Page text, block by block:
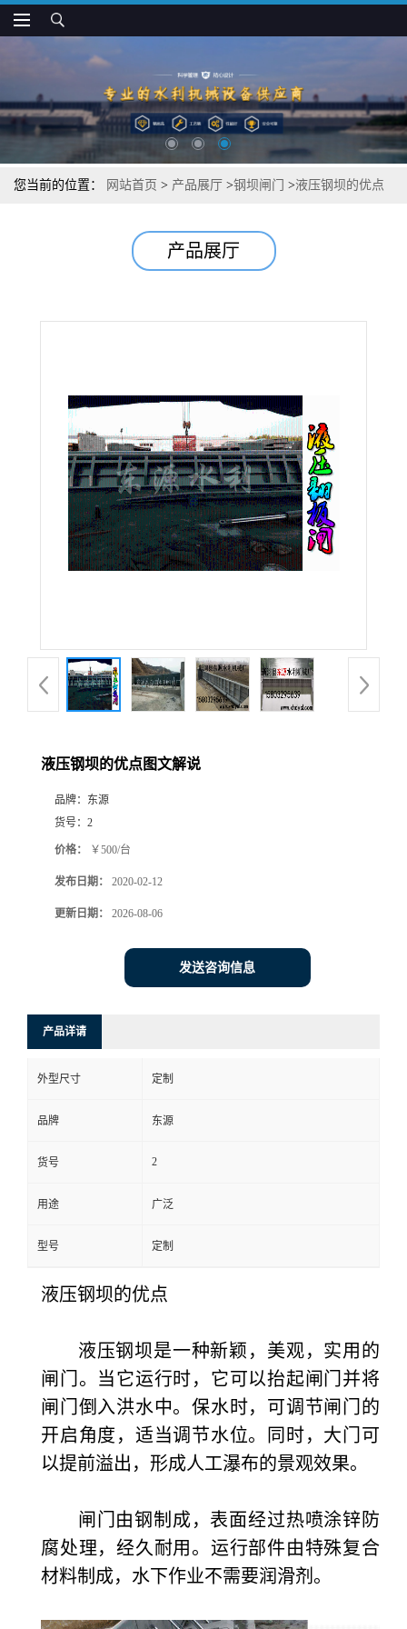
您当前的位置： 网站首页 > 产品展厅 >钢坝闸门 >液压钢坝的优点
产品展厅
液压钢坝的优点图文解说
品牌： 东源
货号： 2
价格： ￥500/台
发布日期： 2020-02-12
更新日期： 2026-08-06
发送咨询信息
产品详请
外型尺寸 定制
品牌 东源
货号 2
用途 广泛
型号 定制
液压钢坝的优点
液压钢坝是一种新颖，美观，实用的
闸门。当它运行时，它可以抬起闸门并将
闸门倒入洪水中。保水时，可调节闸门的
开启角度，适当调节水位。同时，大门可
以提前溢出，形成人工瀑布的景观效果。
闸门由钢制成，表面经过热喷涂锌防
腐处理，经久耐用。运行部件由特殊复合
材料制成，水下作业不需要润滑剂。